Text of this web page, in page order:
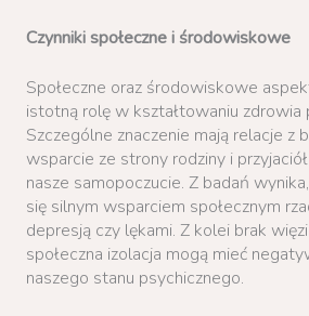
Czynniki społeczne i środowiskowe
Społeczne oraz środowiskowe
istotną rolę w kształtowaniu zdrowia
Szczególne znaczenie mają relacje z
wsparcie ze strony rodziny i
nasze samopoczucie. Z badań
się silnym wsparciem społecznym
depresją czy lękami. Z kolei brak
społeczna izolacja mogą mieć
naszego stanu psychicznego.